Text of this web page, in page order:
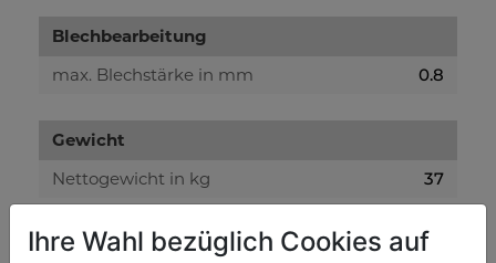
Blechbearbeitung
max. Blechstärke in mm
0.8
Gewicht
Nettogewicht in kg
37
Ihre Wahl bezüglich Cookies auf